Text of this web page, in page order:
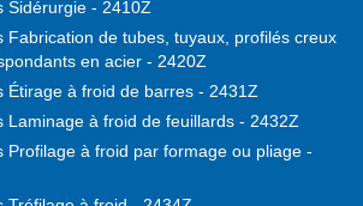
Sidérurgie - 2410Z
Fabrication de tubes, tuyaux, profilés creux
en acier - 2420Z
Étirage à froid de barres - 2431Z
Laminage à froid de feuillards - 2432Z
Profilage à froid par formage ou pliage -